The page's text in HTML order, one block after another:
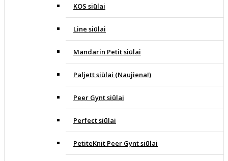
KOS siūlai
Line siūlai
Mandarin Petit siūlai
Paljett siūlai (Naujiena!)
Peer Gynt siūlai
Perfect siūlai
PetiteKnit Peer Gynt siūlai